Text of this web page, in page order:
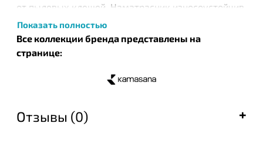
от пылевых клещей. Наматрасник износоустойчив,
изготовлен в виде натяжной простыни на
эластичной резинке по контуру.
Kamasana - испанский бренд товаров для сна.
Компания использует современные технологии
производства, постоянно совершенствуя их и, при
заложенные Кандидо Пенальбо Моренкосом.
Показать полностью
Все коллекции бренда представлены на
странице:
Отзывы (0)